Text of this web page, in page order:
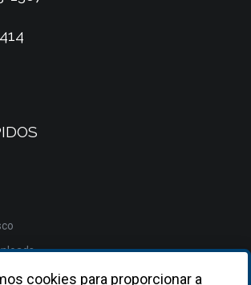
cookies para proporcionar a